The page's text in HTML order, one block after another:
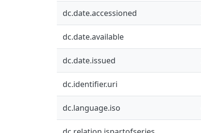
dc.date.accessioned
dc.date.available
dc.date.issued
dc.identifier.uri
dc.language.iso